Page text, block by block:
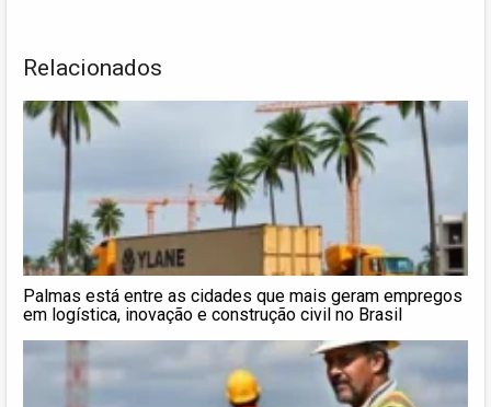
Relacionados
Palmas está entre as cidades que mais geram empregos
em logística, inovação e construção civil no Brasil